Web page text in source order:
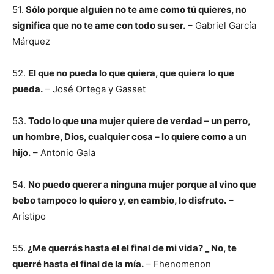
51. Sólo porque alguien no te ame como tú quieres, no
significa que no te ame con todo su ser. – Gabriel García
Márquez
52. El que no pueda lo que quiera, que quiera lo que
pueda. – José Ortega y Gasset
53. Todo lo que una mujer quiere de verdad – un perro,
un hombre, Dios, cualquier cosa – lo quiere como a un
hijo. – Antonio Gala
54. No puedo querer a ninguna mujer porque al vino que
bebo tampoco lo quiero y, en cambio, lo disfruto. –
Arístipo
55. ¿Me querrás hasta el el final de mi vida? _ No, te
querré hasta el final de la mía. – Fhenomenon